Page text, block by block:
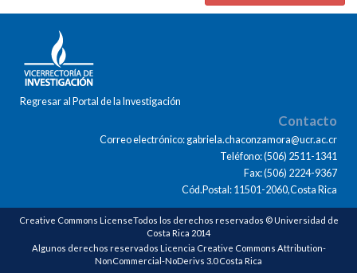
Regresar al Portal de la Investigación
Contacto
Correo electrónico: gabriela.chaconzamora@ucr.ac.cr
Teléfono: (506) 2511-1341
Fax: (506) 2224-9367
Cód.Postal: 11501-2060,Costa Rica
Creative Commons LicenseTodos los derechos reservados © Universidad de
Costa Rica 2014
Algunos derechos reservados Licencia Creative Commons Attribution-
NonCommercial-NoDerivs 3.0 Costa Rica